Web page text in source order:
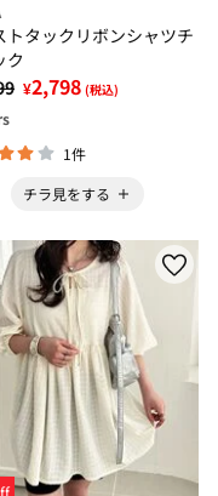
トタックリボンシャツチ
ク
¥2,798 (税込)
1件
チラ見をする